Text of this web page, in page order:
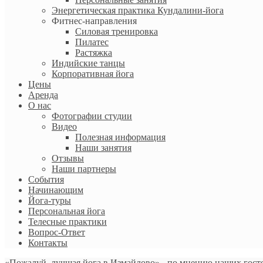
Энергетическая практика Кундалини-йога
Фитнес-направления
Силовая тренировка
Пилатес
Растяжка
Индийские танцы
Корпоративная йога
Цены
Аренда
О нас
Фотографии студии
Видео
Полезная информация
Наши занятия
Отзывы
Наши партнеры
События
Начинающим
Йога-туры
Персональная йога
Телесные практики
Вопрос-Ответ
Контакты